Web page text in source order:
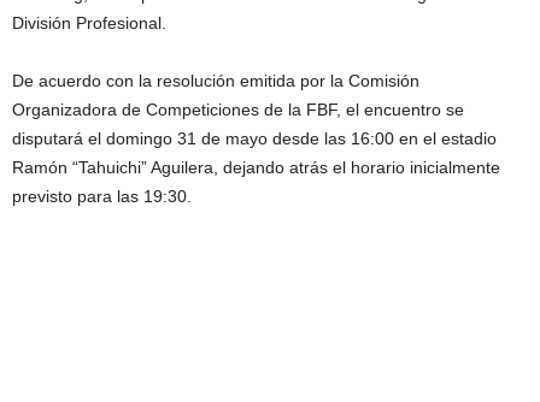
División Profesional.
De acuerdo con la resolución emitida por la Comisión
Organizadora de Competiciones de la FBF, el encuentro se
disputará el domingo 31 de mayo desde las 16:00 en el estadio
Ramón “Tahuichi” Aguilera, dejando atrás el horario inicialmente
previsto para las 19:30.